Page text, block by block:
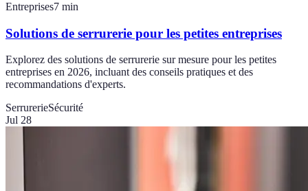
Entreprises7 min
Solutions de serrurerie pour les petites entreprises
Explorez des solutions de serrurerie sur mesure pour les petites
entreprises en 2026, incluant des conseils pratiques et des
recommandations d'experts.
SerrurerieSécurité
Jul 28